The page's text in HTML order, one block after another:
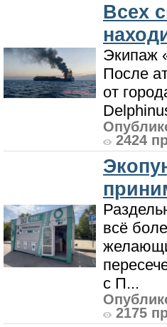
Всех
Экипаж
После
от
2424
всё
с П...
2175